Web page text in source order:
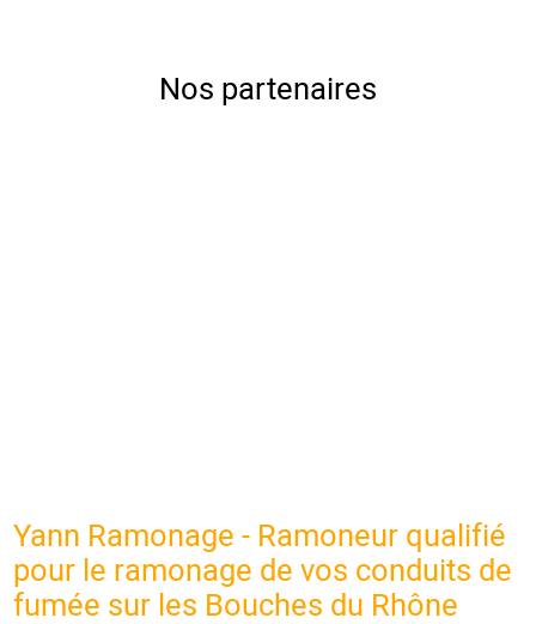
Nos partenaires
Yann Ramonage - Ramoneur qualifié
pour le ramonage de vos conduits de
fumée sur les Bouches du Rhône